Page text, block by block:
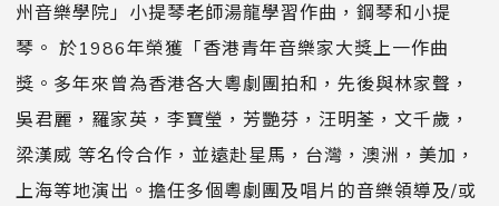
州音樂學院」小提琴老師湯龍學習作曲，鋼琴和小提
琴。 於1986年榮獲「香港青年音樂家大獎上一作曲
獎。多年來曾為香港各大粵劇團拍和，先後與林家聲，
吳君麗，羅家英，李寶瑩，芳艷芬，汪明荃，文千歲，
梁漢威 等名伶合作，並遠赴星馬，台灣，澳洲，美加，
上海等地演出。擔任多個粵劇團及唱片的音樂領導及/或